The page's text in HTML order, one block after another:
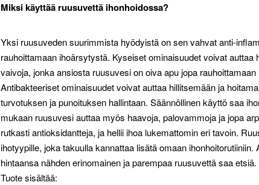
Miksi käyttää ruusuvettä ihonhoidossa?
Yksi ruusuveden suurimmista hyödyistä on sen vahvat anti-
rauhoittamaan ihoärsytystä. Kyseiset ominaisuudet voivat
vaivoja, jonka ansiosta ruusuvesi on oiva apu jopa
Antibakteeriset ominaisuudet voivat auttaa hillitsemään ja
turvotuksen ja punoituksen hallintaan. Säännöllinen käyttö saa
mukaan ruusuvesi auttaa myös haavoja, palovammoja ja jopa
rutkasti antioksidantteja, ja hellii ihoa lukemattomin eri tavoin.
ihotyypille, joka takuulla kannattaa lisätä omaan
hintaansa nähden erinomainen ja parempaa ruusuvettä saa etsiä.
Tuote sisältää: